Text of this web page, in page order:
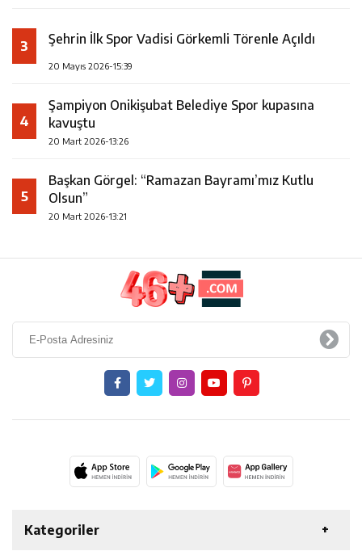
3 Şehrin İlk Spor Vadisi Görkemli Törenle Açıldı
20 Mayıs 2026-15:39
4
Şampiyon Onikişubat Belediye Spor kupasına
kavuştu
20 Mart 2026-13:26
5
Başkan Görgel: “Ramazan Bayramı’mız Kutlu
Olsun”
20 Mart 2026-13:21
Kategoriler